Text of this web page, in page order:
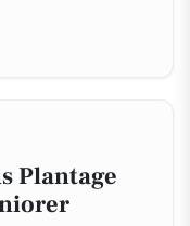
Plantage